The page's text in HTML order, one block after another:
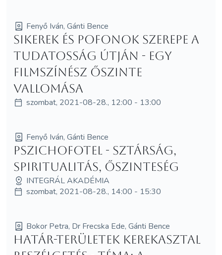
Fenyő Iván, Gánti Bence
Sikerek és pofonok szerepe a
tudatosság útján - egy
filmszínész őszinte
vallomása
szombat, 2021-08-28., 12:00 - 13:00
Fenyő Iván, Gánti Bence
PSZICHOFOTEL - Sztárság,
spiritualitás, őszinteség
INTEGRÁL AKADÉMIA
szombat, 2021-08-28., 14:00 - 15:30
Bokor Petra, Dr Frecska Ede, Gánti Bence
Határ-területek kerekasztal